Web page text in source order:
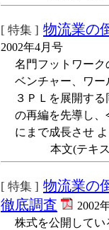
[ 特集 ] 物流業の
2002年4月号
名門フットワー
ベンチャー、ワ
３ＰＬを展開す
の再編を先導し、
にまで成長させ
本文(テキ
[ 特集 ] 物流業の
徹底調査
2002
株式を公開して